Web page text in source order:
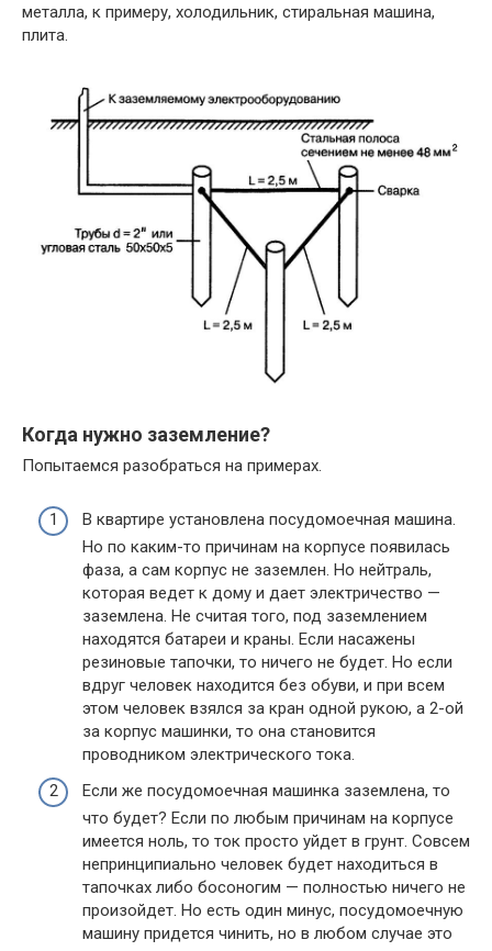
металла, к примеру, холодильник, стиральная машина,
плита.
Когда нужно заземление?
Попытаемся разобраться на примерах.
В квартире установлена посудомоечная машина.
Но по каким-то причинам на корпусе появилась
фаза, а сам корпус не заземлен. Но нейтраль,
которая ведет к дому и дает электричество —
заземлена. Не считая того, под заземлением
находятся батареи и краны. Если насажены
резиновые тапочки, то ничего не будет. Но если
вдруг человек находится без обуви, и при всем
этом человек взялся за кран одной рукою, а 2-ой
за корпус машинки, то она становится
проводником электрического тока.
Если же посудомоечная машинка заземлена, то
что будет? Если по любым причинам на корпусе
имеется ноль, то ток просто уйдет в грунт. Совсем
непринципиально человек будет находиться в
тапочках либо босоногим — полностью ничего не
произойдет. Но есть один минус, посудомоечную
машину придется чинить, но в любом случае это